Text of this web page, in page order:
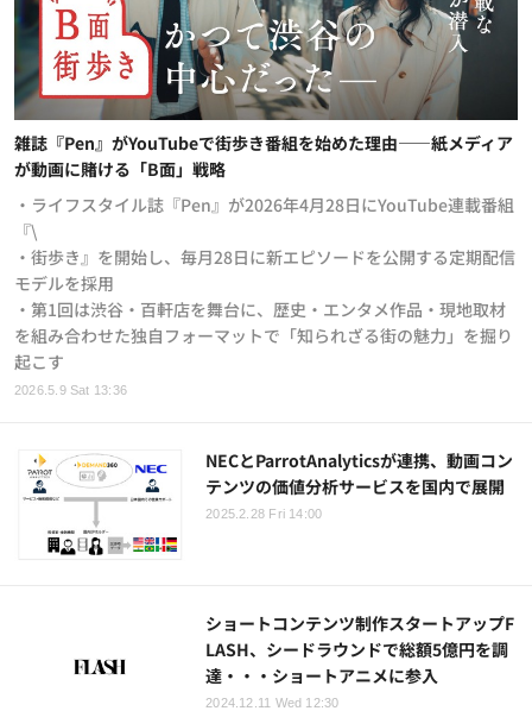
2026.5.9 Sat 13:36
雑誌『Pen』がYouTubeで街歩き番組を始めた理由——紙メディア
が動画に賭ける「B面」戦略
・ライフスタイル誌『Pen』が2026年4月28日にYouTube連載番組
『\
・街歩き』を開始し、毎月28日に新エピソードを公開する定期配信
モデルを採用
・第1回は渋谷・百軒店を舞台に、歴史・エンタメ作品・現地取材
を組み合わせた独自フォーマットで「知られざる街の魅力」を掘り
起こす
NECとParrotAnalyticsが連携、動画コン
テンツの価値分析サービスを国内で展開
2025.2.28 Fri 14:00
ショートコンテンツ制作スタートアップF
LASH、シードラウンドで総額5億円を調
達・・・ショートアニメに参入
2024.12.11 Wed 12:30